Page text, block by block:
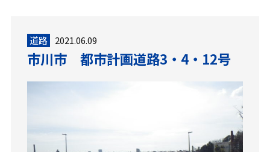
道路 2021.06.09
市川市 都市計画道路3・4・12号